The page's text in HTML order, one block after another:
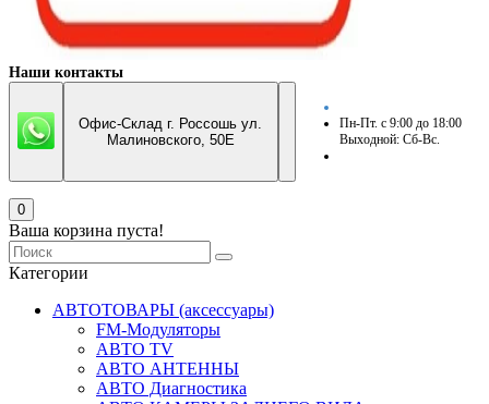
Наши контакты
Офис-Склад г. Россошь ул.
Малиновского, 50Е
Пн-Пт. с 9:00 до 18:00
Выходной: Сб-Вс.
0
Ваша корзина пуста!
Категории
АВТОТОВАРЫ (аксессуары)
FM-Модуляторы
АВТО TV
АВТО АНТЕННЫ
АВТО Диагностика